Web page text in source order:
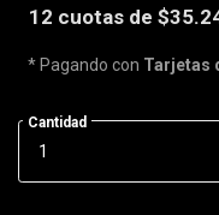
12 cuotas de
* Pagando con Tarjetas
Cantidad